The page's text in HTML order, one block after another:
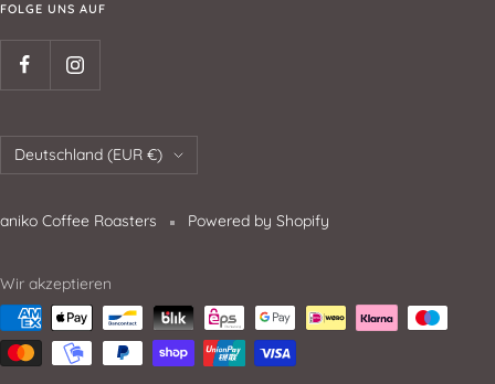
FOLGE UNS AUF
Deutschland (EUR €)
aniko Coffee Roasters Powered by Shopify
Wir akzeptieren